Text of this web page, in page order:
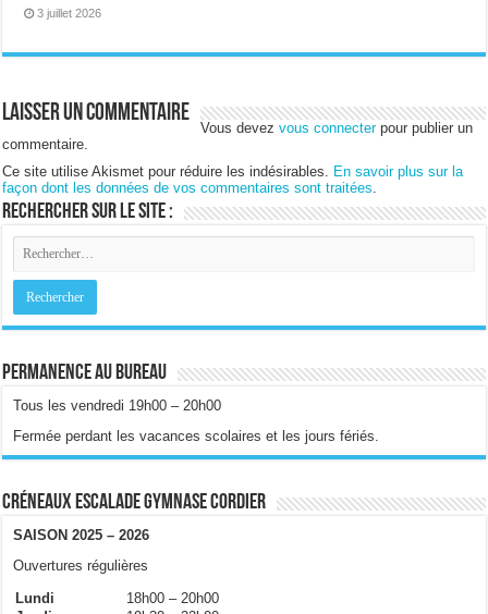
3 juillet 2026
Laisser un commentaire
Vous devezvous connecterpour publier un
commentaire.
Ce site utilise Akismet pour réduire les indésirables.
En savoir plus sur la
façon dont les données de vos commentaires sont traitées
Rechercher sur le site :
Permanence au bureau
Tous les vendredi 19h00 – 20h00
Fermée perdant les vacances scolaires et les jours fériés.
Créneaux escalade gymnase Cordier
SAISON 2025 – 2026
Ouvertures régulières
Lundi
18h00 – 20h00